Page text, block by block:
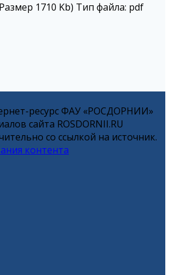
1710 Kb) Тип файла: pdf
ресурс ФАУ «РОСДОРНИИ»
сайта ROSDORNII.RU
со ссылкой на источник.
контента